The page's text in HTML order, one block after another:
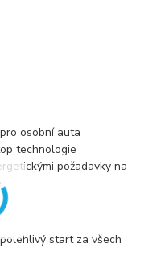
osobní auta
technologie
požadavky na
start za všech